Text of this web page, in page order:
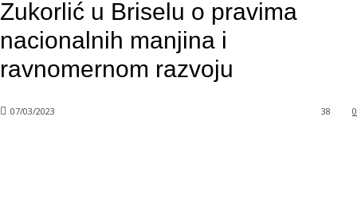
Zukorlić u Briselu o pravima
nacionalnih manjina i
ravnomernom razvoju
07/03/2023 0
38